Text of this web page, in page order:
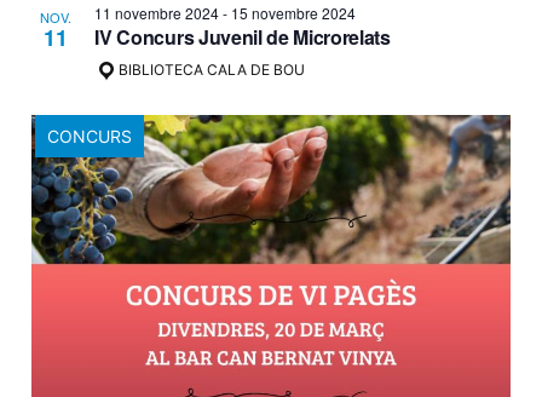
NOV.
11
11 novembre 2024- 15 novembre 2024
IV Concurs Juvenil de Microrelats
BIBLIOTECA CALA DE BOU
CONCURS